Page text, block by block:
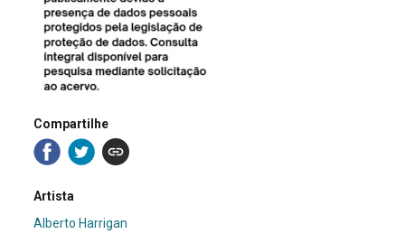
Compartilhe
Artista
Alberto Harrigan